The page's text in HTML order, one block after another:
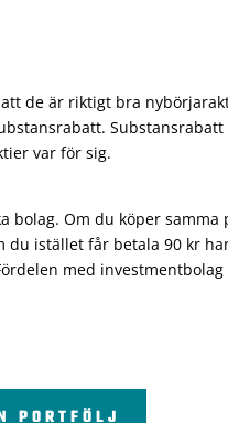
de är riktigt bra
var för sig.
Om du köper
du istället får betala 90 kr
med
PORTFÖLJ